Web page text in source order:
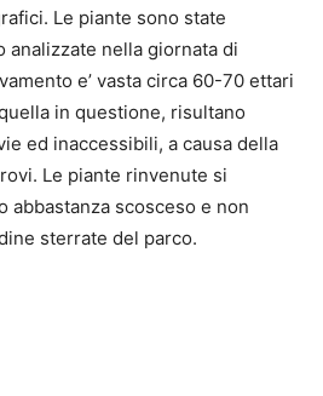
Le piante sono state
analizzate nella giornata di
e’ vasta circa 60-70 ettari
in questione, risultano
ed inaccessibili, a causa della
Le piante rinvenute si
abbastanza scosceso e non
sterrate del parco.